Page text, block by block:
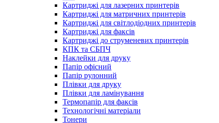
Картриджі для лазерних принтерів
Картриджі для матричних принтерів
Картриджі для світлодіодних принтерів
Картриджі для факсів
Картриджі до струменевих принтерів
КПК та СБПЧ
Наклейки для друку
Папір офісний
Папір рулонний
Плівки для друку
Плівки для ламінування
Термопапір для факсів
Технологічні матеріали
Тонери